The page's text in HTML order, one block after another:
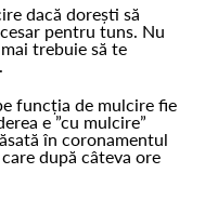
dacă dorești să
pentru tuns. Nu
trebuie să te
funcția de mulcire fie
e ”cu mulcire”
în coronamentul
după câteva ore